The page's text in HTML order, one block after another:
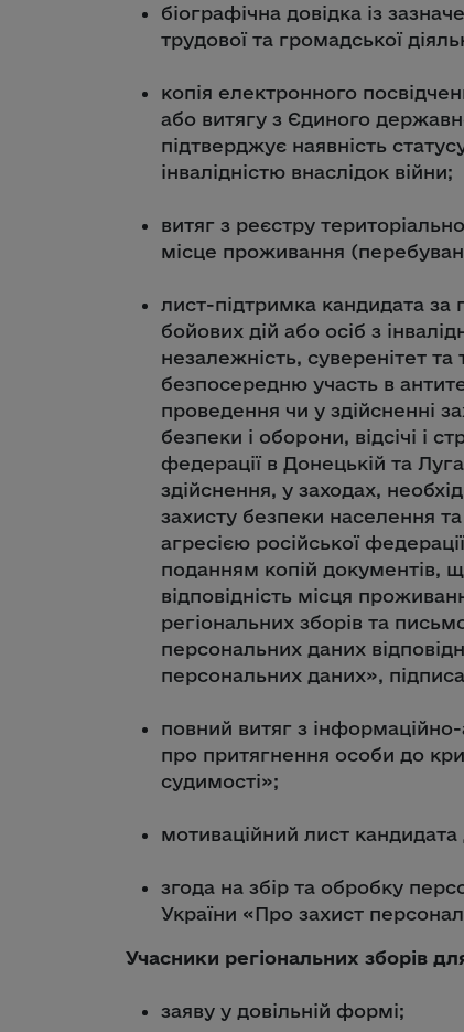
біографічна довідка із
трудової та громадської
копія електронного
або витягу з Єдиного
підтверджує наявність
інвалідністю внаслідок війни;
витяг з реєстру
місце проживання
лист-підтримка кандидата
бойових дій або осіб з
незалежність, суверенітет та
безпосередню участь в
проведення чи у здійсненні
безпеки і оборони, відсічі і
федерації в Донецькій та
здійснення, у заходах,
захисту безпеки населення
агресією російської
поданням копій документів,
відповідність місця
регіональних зборів та
персональних даних
персональних даних»,
повний витяг з
про притягнення особи до
судимості»;
мотиваційний лист
згода на збір та обробку
України «Про захист
Учасники регіональних зборів
заяву у довільній формі;